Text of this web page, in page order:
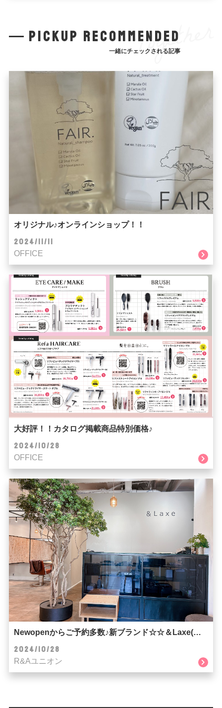
pickup recommended
一緒にチェックされる記事
Together
オリジナル♪オンラインショップ！！
2024/11/11
OFFICE
大好評！！カタログ掲載商品特別価格♪
2024/10/28
OFFICE
Newopenからご予約多数♪新ブランド☆☆＆Laxe(ラクス)☆☆
2024/10/28
R&Aユニオン